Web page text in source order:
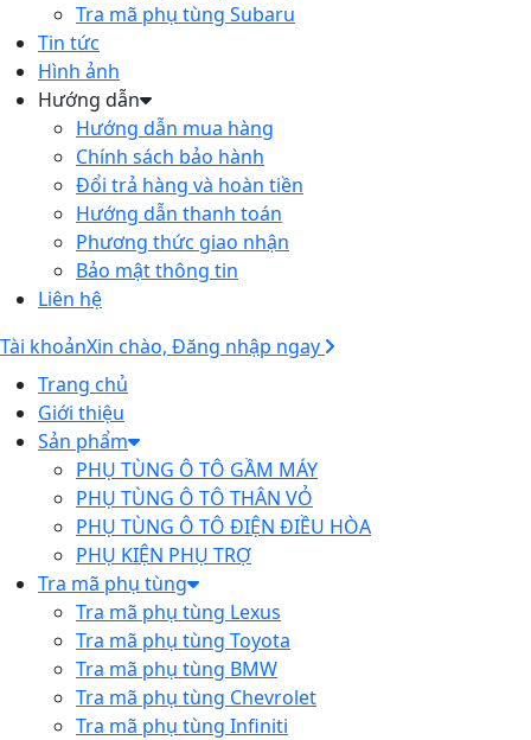
Tra mã phụ tùng Subaru
Tin tức
Hình ảnh
Hướng dẫn
Hướng dẫn mua hàng
Chính sách bảo hành
Đổi trả hàng và hoàn tiền
Hướng dẫn thanh toán
Phương thức giao nhận
Bảo mật thông tin
Liên hệ
Tài khoảnXin chào, Đăng nhập ngay
Trang chủ
Giới thiệu
Sản phẩm
PHỤ TÙNG Ô TÔ GẦM MÁY
PHỤ TÙNG Ô TÔ THÂN VỎ
PHỤ TÙNG Ô TÔ ĐIỆN ĐIỀU HÒA
PHỤ KIỆN PHỤ TRỢ
Tra mã phụ tùng
Tra mã phụ tùng Lexus
Tra mã phụ tùng Toyota
Tra mã phụ tùng BMW
Tra mã phụ tùng Chevrolet
Tra mã phụ tùng Infiniti